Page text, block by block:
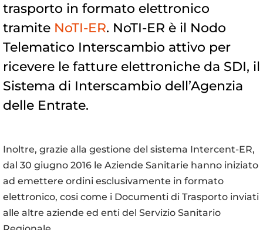
trasporto in formato elettronico
tramite NoTI-ER. NoTI-ER è il Nodo
Telematico Interscambio attivo per
ricevere le fatture elettroniche da SDI, il
Sistema di Interscambio dell’Agenzia
delle Entrate.
Inoltre, grazie alla gestione del sistema Intercent-ER,
dal 30 giugno 2016 le Aziende Sanitarie hanno iniziato
ad emettere ordini esclusivamente in formato
elettronico, cosi come i Documenti di Trasporto inviati
alle altre aziende ed enti del Servizio Sanitario